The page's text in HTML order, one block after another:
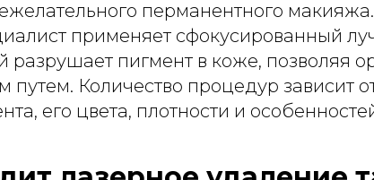
перманентного
применяет сфокусированный
разрушает пигмент в коже, позволяя
путем. Количество процедур зависит
его цвета, плотности и